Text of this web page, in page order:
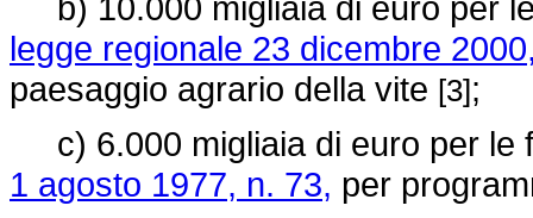
legge regionale 23 dicembre
paesaggio agrario della vite [3];
c) 6.000 migliaia di euro per le
1 agosto 1977, n. 73, per